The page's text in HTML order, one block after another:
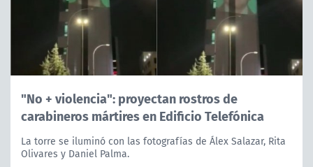
"No + violencia": proyectan rostros de
carabineros mártires en Edificio Telefónica
La torre se iluminó con las fotografías de Álex Salazar, Rita
Olivares y Daniel Palma.